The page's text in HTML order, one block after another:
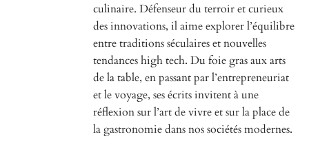
culinaire. Défenseur du terroir et curieux
des innovations, il aime explorer l’équilibre
entre traditions séculaires et nouvelles
tendances high tech. Du foie gras aux arts
de la table, en passant par l’entrepreneuriat
et le voyage, ses écrits invitent à une
réflexion sur l’art de vivre et sur la place de
la gastronomie dans nos sociétés modernes.